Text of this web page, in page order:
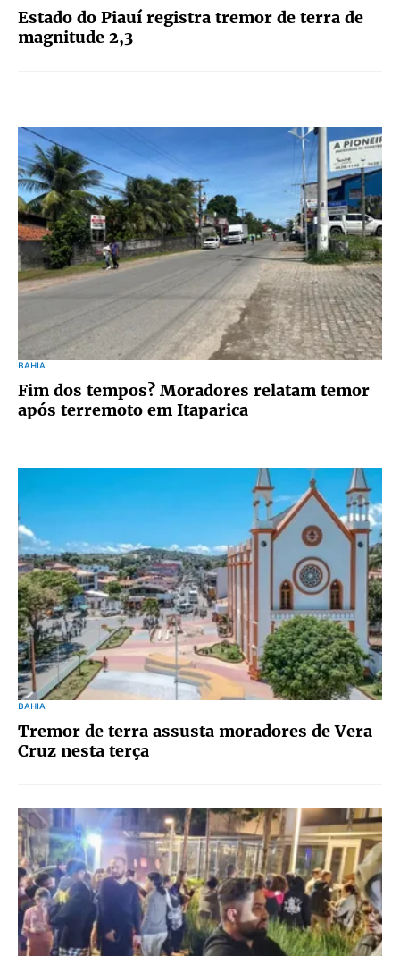
Estado do Piauí registra tremor de terra de
magnitude 2,3
BAHIA
Fim dos tempos? Moradores relatam temor
após terremoto em Itaparica
BAHIA
Tremor de terra assusta moradores de Vera
Cruz nesta terça